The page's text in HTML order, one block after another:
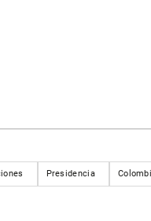
Presidencia